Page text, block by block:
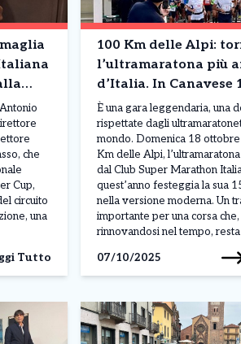
che
Cup,
circuito
una
Tutto
100 Km delle Alpi:
l’ultramaratona più
d’Italia. In Canavese
provenienti da tutto
È una gara leggendaria, una
rispettate dagli
mondo. Domenica 18
Km delle Alpi,
dal Club Super Marathon
quest’anno festeggia la sua
nella versione moderna. Un
importante per una corsa
rinnovandosi nel tempo, resta
07/10/2025